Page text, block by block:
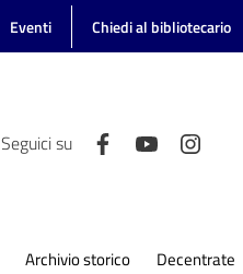
Eventi Chiedi al bibliotecario
Seguici su
Archivio storico Decentrate